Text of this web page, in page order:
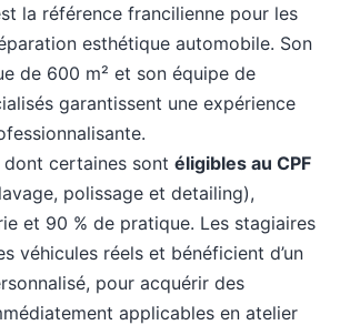
la référence francilienne pour les
esthétique automobile. Son
de 600 m² et son équipe de
garantissent une expérience
certaines sont éligibles au CPF
polissage et detailing),
et 90 % de pratique. Les stagiaires
véhicules réels et bénéficient d’un
pour acquérir des
applicables en atelier